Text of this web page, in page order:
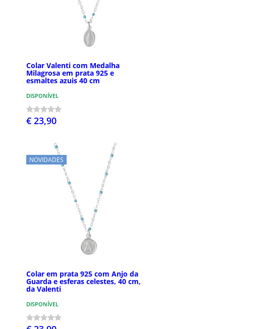
Colar Valenti com Medalha
Milagrosa em prata 925 e
esmaltes azuis 40 cm
DISPONÍVEL
€ 23,90
NOVIDADES
Colar em prata 925 com Anjo da
Guarda e esferas celestes, 40 cm,
da Valenti
DISPONÍVEL